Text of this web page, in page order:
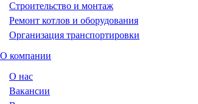
Строительство и монтаж
Ремонт котлов и оборудования
Организация транспортировки
О компании
О нас
Вакансии